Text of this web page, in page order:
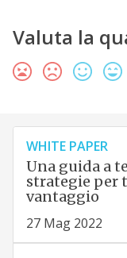
Valuta la
WHITE PAPER
Una guida a
strategie per
vantaggio
27 Mag 2022